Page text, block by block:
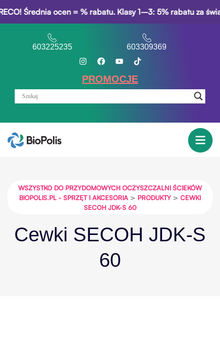
ocen = % rabatu. Klasy 1–3: 5% rabatu za
603225235 603309369
PROMOCJE
WSZYSTKO DO PRZYDOMOWYCH OCZYSZCZALNI ŚCIEKÓW
BIOPOLIS.PL - SPRZĘT I AKCESORIA > PRODUKTY> CEWKI
SECOH JDK-S 60
Cewki SECOH JDK-S
60